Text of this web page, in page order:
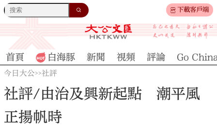
下載客戶端
首頁 白海豚 新聞 視頻 評論 Go
今日大公>>社評
社評/由治及興新起點 潮平風
正揚帆時